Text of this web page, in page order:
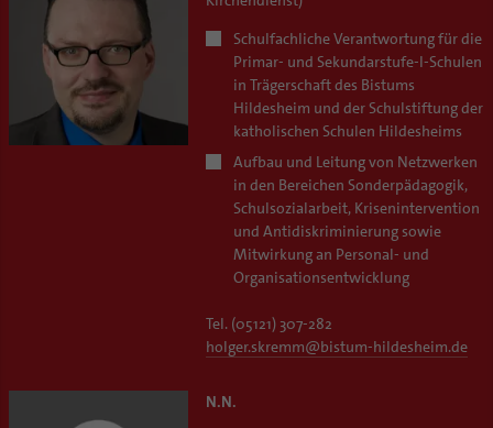
Schulfachliche Verantwortung für die
Primar- und Sekundarstufe-I-Schulen
in Trägerschaft des Bistums
Hildesheim und der Schulstiftung der
katholischen Schulen Hildesheims
Aufbau und Leitung von Netzwerken
in den Bereichen Sonderpädagogik,
Schulsozialarbeit, Krisenintervention
und Antidiskriminierung sowie
Mitwirkung an Personal- und
Organisationsentwicklung
Tel. (05121) 307-282
holger.skremm@bistum-hildesheim.de
N.N.